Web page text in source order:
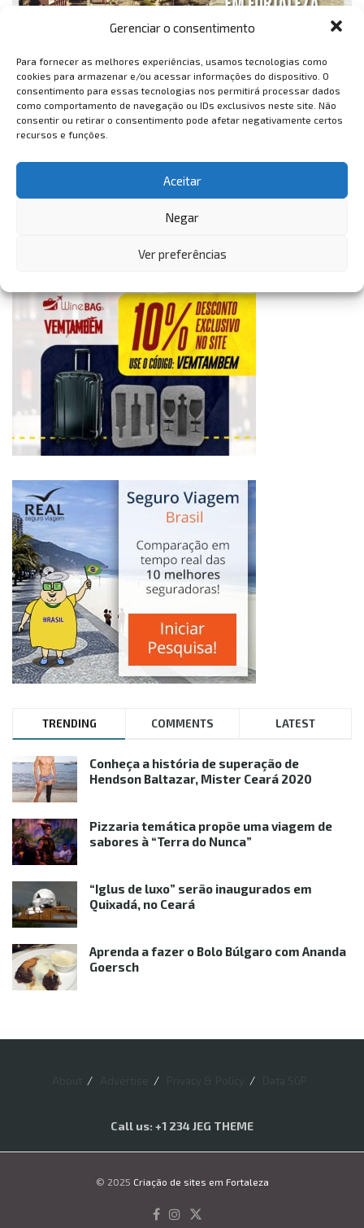
Gerenciar o consentimento
Para fornecer as melhores experiências, usamos tecnologias como
cookies para armazenar e/ou acessar informações do dispositivo. O
consentimento para essas tecnologias nos permitirá processar dados
como comportamento de navegação ou IDs exclusivos neste site. Não
consentir ou retirar o consentimento pode afetar negativamente certos
recursos e funções.
Aceitar
Negar
Ver preferências
TRENDING COMMENTS LATEST
Conheça a história de superação de
Hendson Baltazar, Mister Ceará 2020
Pizzaria temática propõe uma viagem de
sabores à “Terra do Nunca”
“Iglus de luxo” serão inaugurados em
Quixadá, no Ceará
Aprenda a fazer o Bolo Búlgaro com Ananda
Goersch
Call us: +1 234 JEG THEME
© 2025 Criação de sites em Fortaleza